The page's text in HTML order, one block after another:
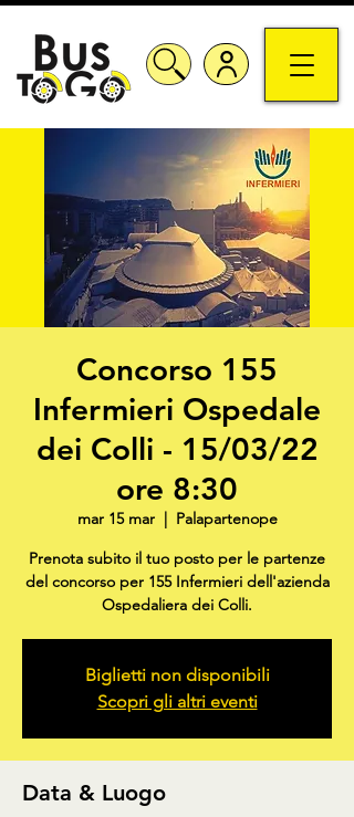
Concorso 155
Infermieri Ospedale
dei Colli - 15/03/22
ore 8:30
mar 15 mar
  |
Palapartenope
Prenota subito il tuo posto per le partenze
del concorso per 155 Infermieri dell'azienda
Ospedaliera dei Colli.
Biglietti non disponibili
Scopri gli altri eventi
Data & Luogo